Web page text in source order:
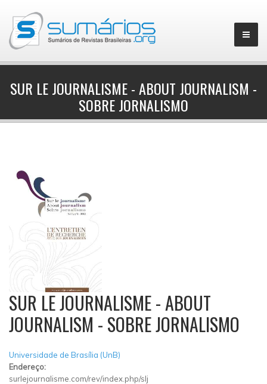
SUR LE JOURNALISME - ABOUT JOURNALISM -
SOBRE JORNALISMO
SUR LE JOURNALISME - ABOUT
JOURNALISM - SOBRE JORNALISMO
Universidade de Brasília (UnB)
Endereço:
surlejournalisme.com/rev/index.php/slj